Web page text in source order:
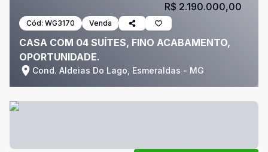
Cód: WG3170 Venda
CASA COM 04 SUÍTES, FINO ACABAMENTO,
OPORTUNIDADE.
Cond. Aldeias Do Lago, Esmeraldas - MG
R$ 2.190.000,00